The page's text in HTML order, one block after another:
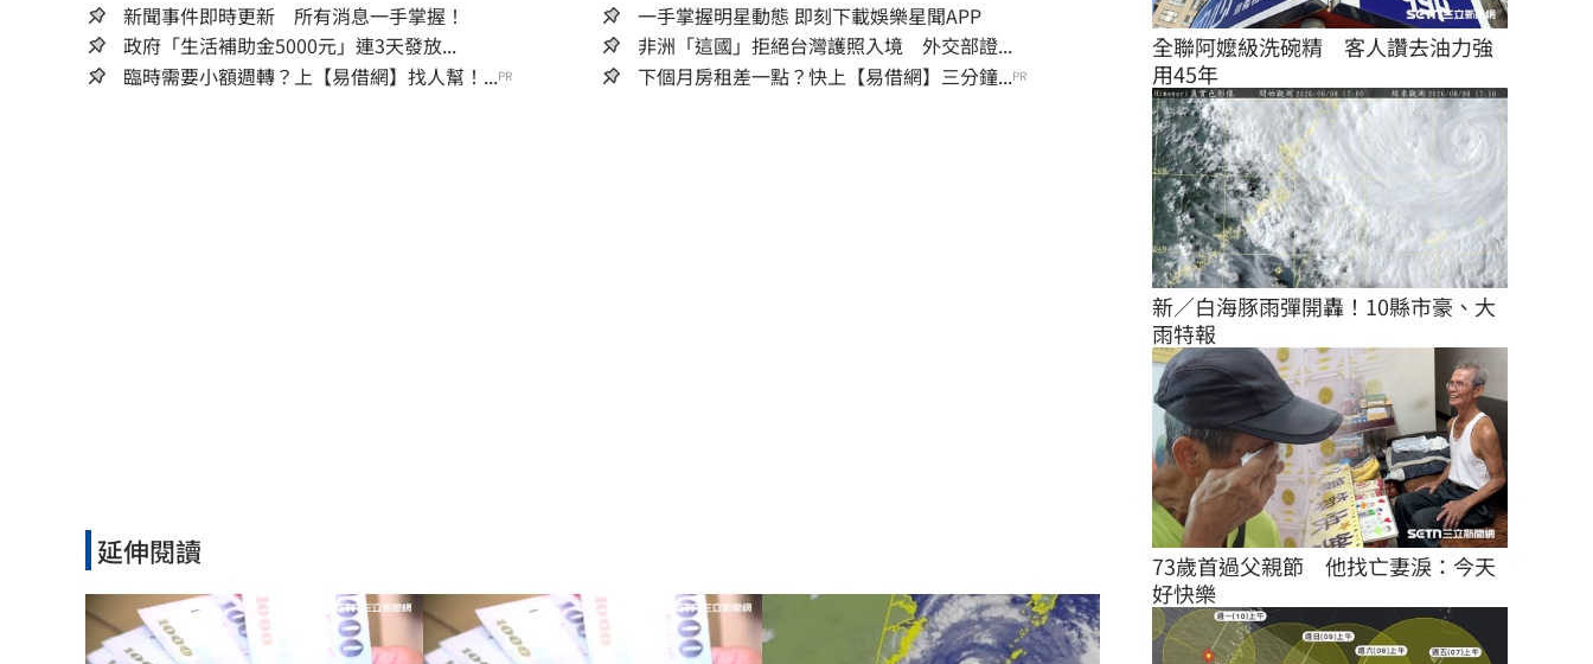
新聞事件即時更新 所有消息一手掌握！
一手掌握明星動態 即刻下載娛樂星聞APP
政府「生活補助金5000元」連3天發放...
非洲「這國」拒絕台灣護照入境 外交部證...
臨時需要小額週轉？上【易借網】找人幫！...PR 下個月房租差一點？快上【易借網】三分鐘...PR
延伸閱讀
全聯阿嬤級洗碗精　客人讚去油力強
用45年
新／白海豚雨彈開轟！10縣市豪、大
雨特報
73歲首過父親節　他找亡妻淚：今天
好快樂